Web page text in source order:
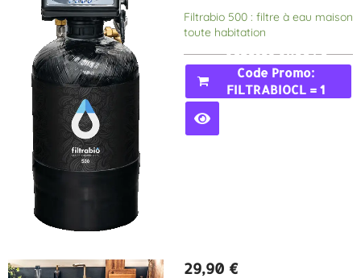
Filtrabio 500 : filtre à eau maison
toute habitation
Acheter Avec Le
Code Promo:
FILTRABIOCL = 1
29,90 €